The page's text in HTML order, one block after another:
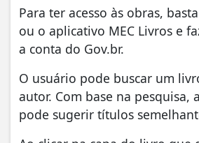
Para ter acesso às obras,
ou o aplicativo MEC Livros e
a conta do Gov.br.
O usuário pode buscar um
autor. Com base na pesquisa,
pode sugerir títulos